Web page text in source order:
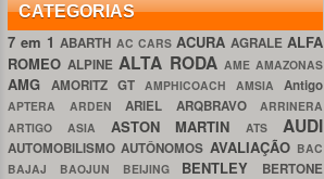
CATEGORIAS
7 em 1ABARTH AC CARS ACURA AGRALE ALFA
ROMEOALPINEALTA RODA AME AMAZONAS
AMG AMORITZ GT AMPHICOACH AMSIA Antigo
APTERA ARDEN ARIEL ARQBRAVO ARRINERA
ARTIGO ASIA ASTON MARTINATS AUDI
AUTOMOBILISMOAUTÔNOMOS AVALIAÇÃO BAC
BAJAJ BAOJUN BEIJING BENTLEY BERTONE